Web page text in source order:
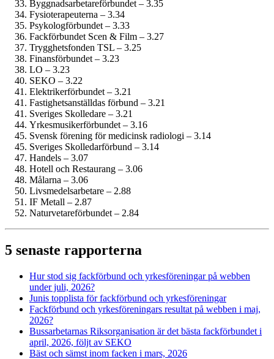
Byggnadsarbetare­förbundet – 3.35
Fysioterapeuterna – 3.34
Psykolog­förbundet – 3.33
Fackförbundet Scen & Film – 3.27
Trygghetsfonden TSL – 3.25
Finans­förbundet – 3.23
LO – 3.23
SEKO – 3.22
Elektriker­förbundet – 3.21
Fastighets­anställdas förbund – 3.21
Sveriges Skolledare – 3.21
Yrkesmusiker­förbundet – 3.16
Svensk förening för medicinsk radiologi – 3.14
Sveriges Skolledarförbund – 3.14
Handels – 3.07
Hotell och Restaurang – 3.06
Målarna – 3.06
Livsmedels­arbetare – 2.88
IF Metall – 2.87
Naturvetare­förbundet – 2.84
5 senaste rapporterna
Hur stod sig fackförbund och yrkesföreningar på webben
under juli, 2026?
Junis topplista för fackförbund och yrkesföreningar
Fackförbund och yrkesföreningars resultat på webben i maj,
2026?
Bussarbetarnas Riksorganisation är det bästa fackförbundet i
april, 2026, följt av SEKO
Bäst och sämst inom facken i mars, 2026